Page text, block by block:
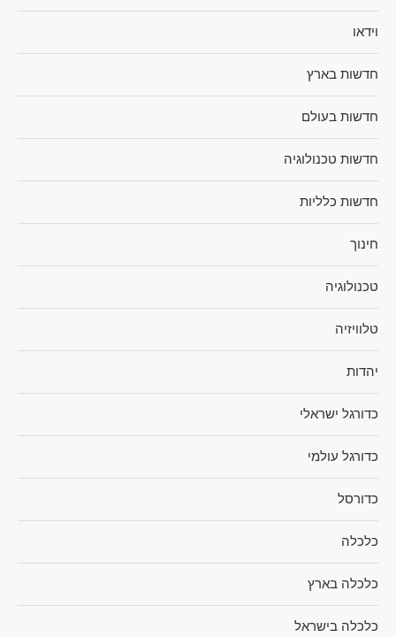
וידאו
חדשות בארץ
חדשות בעולם
חדשות טכנולוגיה
חדשות כלליות
חינוך
טכנולוגיה
טלוויזיה
יהדות
כדורגל ישראלי
כדורגל עולמי
כדורסל
כלכלה
כלכלה בארץ
כלכלה בישראל